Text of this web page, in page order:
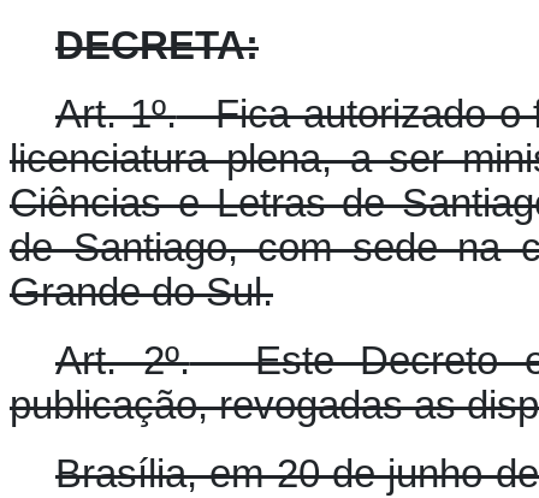
DECRETA:
Art. 1º.- Fica autorizado o
licenciatura plena, a ser
Ciências e Letras de
de Santiago, com sede na
Grande do Sul.
Art. 2º.- Este Decreto
publicação, revogadas as
Brasília, em 20 de junho